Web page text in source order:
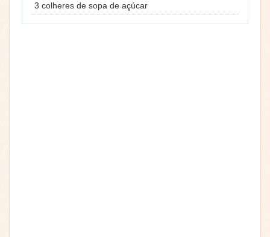
3 colheres de sopa de açúcar